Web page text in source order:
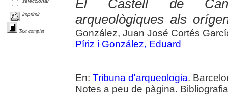
imprimir
Text complet
El Castell de
arqueològiques als
González, Juan José Cortés
Píriz i González, Eduard
En: Tribuna d'arqueologia.
Notes a peu de pàgina.